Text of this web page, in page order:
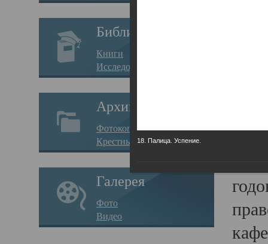
Библиотека
Книги
Исследования
Архив
Фотокопии дел
Крестные ходы
Галерея
Фото
Видео
18. Палица. Успение.